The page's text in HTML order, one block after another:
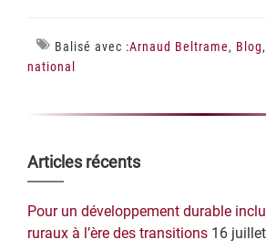
Balisé avec :Arnaud Beltrame, Blog,
national
Barre
latérale
principale
Articles récents
Pour un développement durable
ruraux à l’ère des transitions 16